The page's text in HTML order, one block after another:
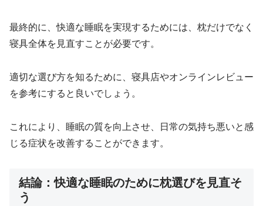
最終的に、快適な睡眠を実現するためには、枕だけでなく
寝具全体を見直すことが必要です。
適切な選び方を知るために、寝具店やオンラインレビュー
を参考にすると良いでしょう。
これにより、睡眠の質を向上させ、日常の気持ち悪いと感
じる症状を改善することができます。
結論：快適な睡眠のために枕選びを見直そ
う